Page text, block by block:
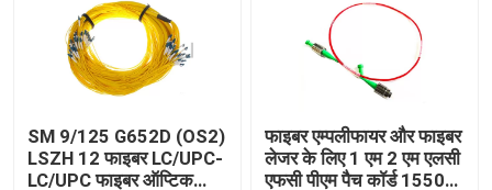
SM 9/125 G652D (OS2)
LSZH 12 फाइबर LC/UPC-
LC/UPC फाइबर ऑप्टिक
फाइबर एम्पलीफायर और फाइबर
लेजर के लिए 1 एम 2 एम एलसी
एफसी पीएम पैच कॉर्ड 1550